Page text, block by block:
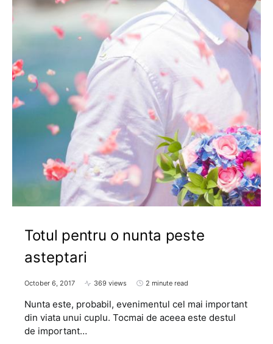
Totul pentru o nunta peste
asteptari
October 6, 2017 369 views 2 minute read
Nunta este, probabil, evenimentul cel mai important
din viata unui cuplu. Tocmai de aceea este destul
de important…